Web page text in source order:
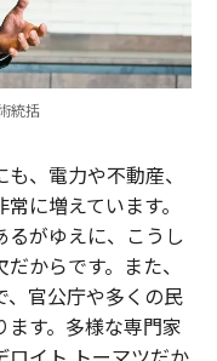
統括
、電力や不動産、
に増えています。
がゆえに、こうし
からです。また、
官公庁や多くの民
す。多様な専門家